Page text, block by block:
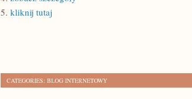
5. kliknij tutaj
CATEGORIES: BLOG INTERNETOWY